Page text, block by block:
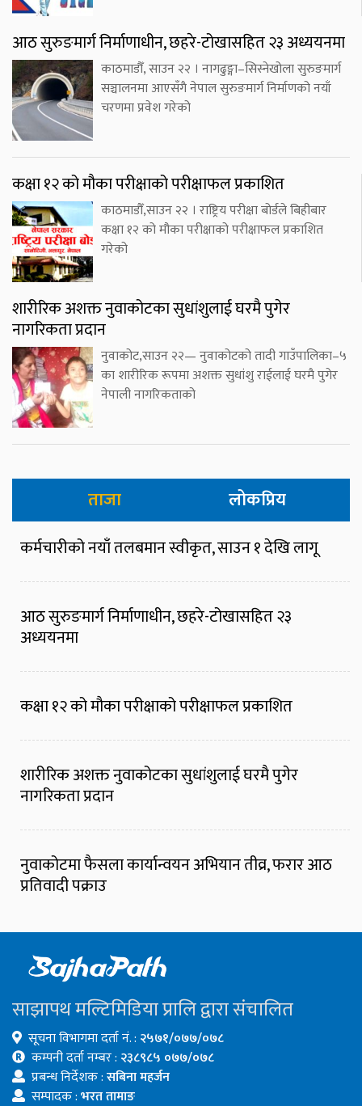
आठ सुरुङमार्ग निर्माणाधीन, छहरे-टोखासहित २३ अध्ययनमा
काठमाडौँ, साउन २२ । नागढुङ्गा–सिस्नेखोला सुरुङमार्ग
सञ्चालनमा आएसँगै नेपाल सुरुङमार्ग निर्माणको नयाँ
चरणमा प्रवेश गरेको
कक्षा १२ को मौका परीक्षाको परीक्षाफल प्रकाशित
काठमाडौँ,साउन २२ । राष्ट्रिय परीक्षा बोर्डले बिहीबार
कक्षा १२ को मौका परीक्षाको परीक्षाफल प्रकाशित
गरेको
शारीरिक अशक्त नुवाकोटका सुधांशुलाई घरमै पुगेर
नागरिकता प्रदान
नुवाकोट,साउन २२— नुवाकोटको तादी गाउँपालिका–५
का शारीरिक रूपमा अशक्त सुधांशु राईलाई घरमै पुगेर
नेपाली नागरिकताको
ताजा लोकप्रिय
कर्मचारीको नयाँ तलबमान स्वीकृत, साउन १ देखि लागू
आठ सुरुङमार्ग निर्माणाधीन, छहरे-टोखासहित २३
अध्ययनमा
कक्षा १२ को मौका परीक्षाको परीक्षाफल प्रकाशित
शारीरिक अशक्त नुवाकोटका सुधांशुलाई घरमै पुगेर
नागरिकता प्रदान
नुवाकोटमा फैसला कार्यान्वयन अभियान तीव्र, फरार आठ
प्रतिवादी पक्राउ
साझापथ मल्टिमिडिया प्रालि द्वारा संचालित
सूचना विभागमा दर्ता नं. : २५७१/०७७/०७८
कम्पनी दर्ता नम्बर : २३८९८५ ०७७/०७८
प्रबन्ध निर्देशक :सबिना महर्जन
सम्पादक :भरत तामाङ